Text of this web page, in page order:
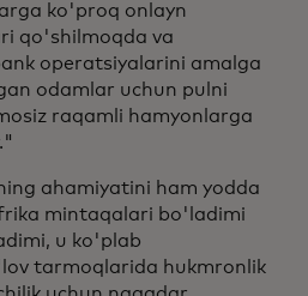
ko'proq onlayn
qo'shilmoqda va
operatsiyalarini amalga
odamlar uchun pulni
raqamli hamyonlarga
ahamiyatini ham yodda
mintaqalari bo'ladimi
u ko'plab
tarmoqlarida hukmronlik